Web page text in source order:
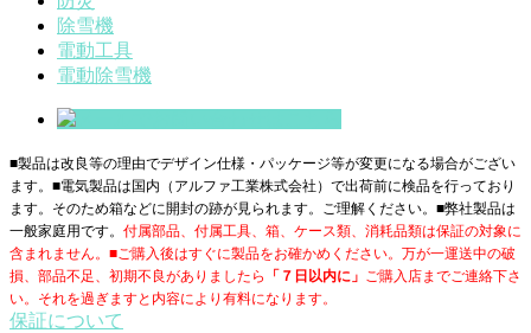
除雪機
電動工具
電動除雪機
■製品は改良等の理由でデザイン仕様・パッケージ等が変更になる場合がござい
ます。■電気製品は国内（アルファ工業株式会社）で出荷前に検品を行っており
ます。そのため箱などに開封の跡が見られます。ご理解ください。■弊社製品は
一般家庭用です。 付属部品、付属工具、箱、ケース類、消耗品類は保証の対象に
含まれません。■ご購入後はすぐに製品をお確かめください。万が一運送中の破
損、部品不足、初期不良がありましたら
「７日以内に」 ご購入店までご連絡下さ
い。それを過ぎますと内容により有料になります。
保証について